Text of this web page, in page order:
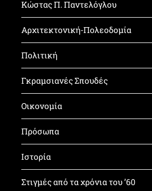
Κώστας Π. Παντελόγλου
Αρχιτεκτονική-Πολεοδομία
Πολιτική
Γκραμσιανές Σπουδές
Οικονομία
Πρόσωπα
Ιστορία
Στιγμές από τα χρόνια του ’60